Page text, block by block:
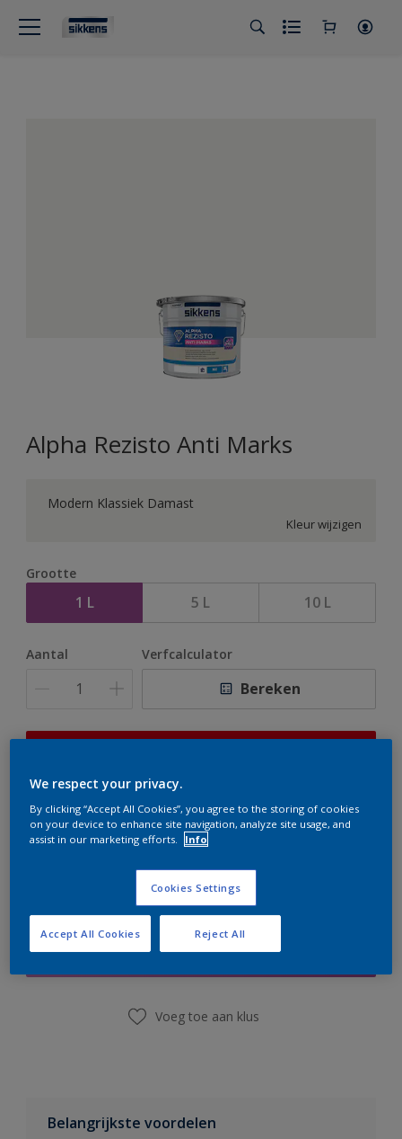
Alpha Rezisto Anti Marks
Modern Klassiek Damast
Kleur wijzigen
Grootte
1 L 5 L 10 L
Aantal Verfcalculator
Bereken
er hard aan om de voorraad aan te vullen.
Boodschappenlijst
Vind een winkel
Voeg toe aan klus
Belangrijkste voordelen
We respect your privacy.
By clicking “Accept All Cookies”, you agree to the storing of cookies
on your device to enhance site navigation, analyze site usage, and
assist in our marketing efforts.
Info
Cookies Settings
Reject All
Accept All Cookies